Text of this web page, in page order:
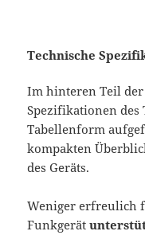
Technische
Im hinteren Teil
Spezifikationen des
Tabellenform
kompakten
des Geräts.
Weniger erfreulich
Funkgerät